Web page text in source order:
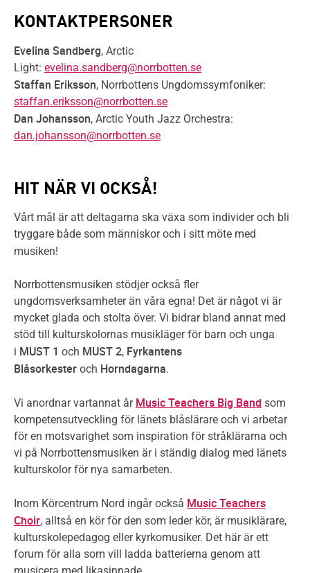
KONTAKTPERSONER
Evelina Sandberg, Arctic
Light: evelina.sandberg@norrbotten.se
Staffan Eriksson, Norrbottens Ungdomssymfoniker:
staffan.eriksson@norrbotten.se
Dan Johansson, Arctic Youth Jazz Orchestra:
dan.johansson@norrbotten.se
HIT NÄR VI OCKSÅ!
Vårt mål är att deltagarna ska växa som individer och bli
tryggare både som människor och i sitt möte med
musiken!
Norrbottensmusiken stödjer också fler
ungdomsverksamheter än våra egna! Det är något vi är
mycket glada och stolta över. Vi bidrar bland annat med
stöd till kulturskolornas musikläger för barn och unga
i MUST 1 och MUST 2, Fyrkantens
Blåsorkester och Horndagarna.
Vi anordnar vartannat år Music Teachers Big Band som
kompetensutveckling för länets blåslärare och vi arbetar
för en motsvarighet som inspiration för stråklärarna och
vi på Norrbottensmusiken är i ständig dialog med länets
kulturskolor för nya samarbeten.
Inom Körcentrum Nord ingår också Music Teachers
Choir, alltså en kör för den som leder kör, är musiklärare,
kulturskolepedagog eller kyrkomusiker. Det här är ett
forum för alla som vill ladda batterierna genom att